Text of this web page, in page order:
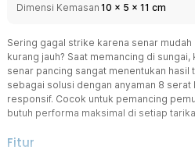
Dimensi Kemasan 10 x 5 x 11 cm
Sering gagal strike karena senar mudah
kurang jauh? Saat memancing di sungai,
senar pancing sangat menentukan hasil
sebagai solusi dengan anyaman 8 serat
responsif. Cocok untuk pemancing
butuh performa maksimal di setiap
Fitur